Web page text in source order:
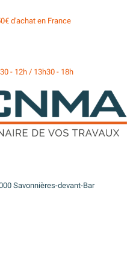
d'achat en France
- 12h / 13h30 - 18h
Savonnières-devant-Bar